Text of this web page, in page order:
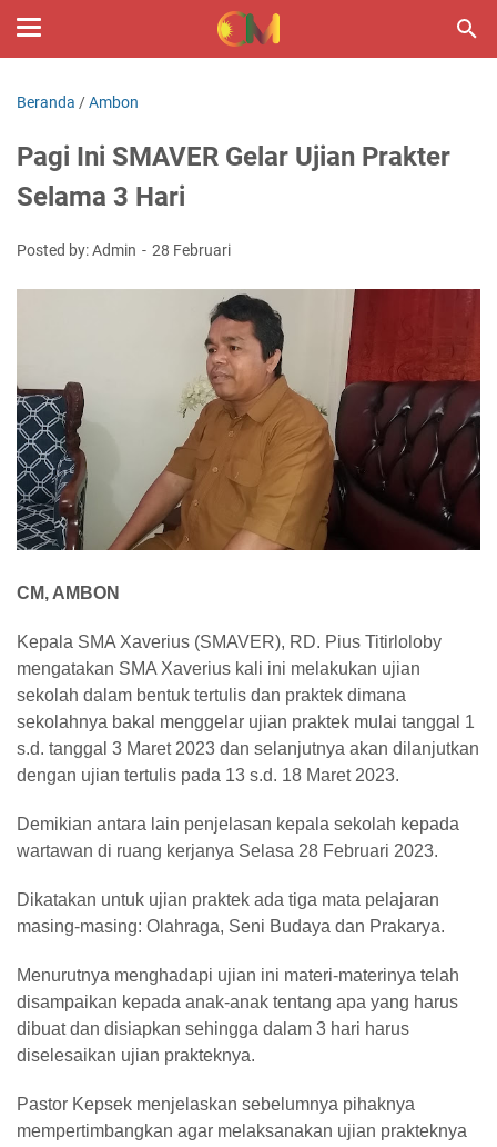
Beranda /Ambon
Pagi Ini SMAVER Gelar Ujian Prakter
Selama 3 Hari
Posted by: Admin 28 Februari
CM, AMBON
Kepala SMA Xaverius (SMAVER), RD. Pius Titirloloby
mengatakan SMA Xaverius kali ini melakukan ujian
sekolah dalam bentuk tertulis dan praktek dimana
sekolahnya bakal menggelar ujian praktek mulai tanggal 1
s.d. tanggal 3 Maret 2023 dan selanjutnya akan dilanjutkan
dengan ujian tertulis pada 13 s.d. 18 Maret 2023.
Demikian antara lain penjelasan kepala sekolah kepada
wartawan di ruang kerjanya Selasa 28 Februari 2023.
Dikatakan untuk ujian praktek ada tiga mata pelajaran
masing-masing: Olahraga, Seni Budaya dan Prakarya.
Menurutnya menghadapi ujian ini materi-materinya telah
disampaikan kepada anak-anak tentang apa yang harus
dibuat dan disiapkan sehingga dalam 3 hari harus
diselesaikan ujian prakteknya.
Pastor Kepsek menjelaskan sebelumnya pihaknya
mempertimbangkan agar melaksanakan ujian prakteknya